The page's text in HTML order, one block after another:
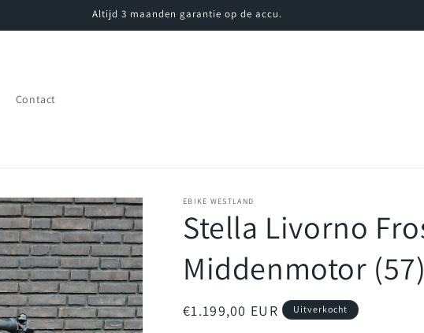
Altijd 3 maanden garantie op de accu.
Contact
EBIKE WESTLAND
Stella Livorno
Middenmotor (57)
Normale
€1.199,00 EUR Uitverkocht